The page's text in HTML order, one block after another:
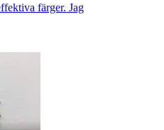
färger. Jag